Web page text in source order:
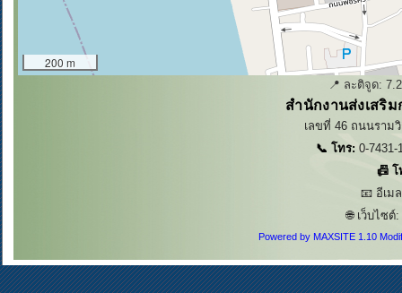
200 m
📍 ละติจูด:
สำนักงานส่งเสริ
เลขที่ 46 ถนนราม
📞 โทร:0-7431-
📠 โ
📧 อีเม
🌐 เว็บไซต์:
Powered by MAXSITE 1.10